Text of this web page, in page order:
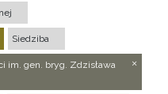
Siedziba
im. gen. bryg. Zdzisława